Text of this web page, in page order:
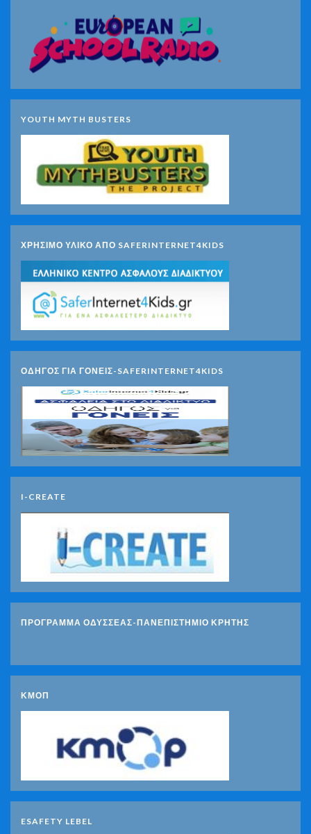
YOUTH MYTH BUSTERS
ΧΡΗΣΙΜΟ ΥΛΙΚΟ ΑΠΟ SAFERINTERNET4KIDS
ΟΔΗΓΟΣ ΓΙΑ ΓΟΝΕΙΣ-SAFERINTERNET4KIDS
I-CREATE
ΠΡΟΓΡΑΜΜΑ ΟΔΥΣΣΕΑΣ-ΠΑΝΕΠΙΣΤΗΜΙΟ ΚΡΗΤΗΣ
ΚΜΟΠ
ESAFETY LEBEL